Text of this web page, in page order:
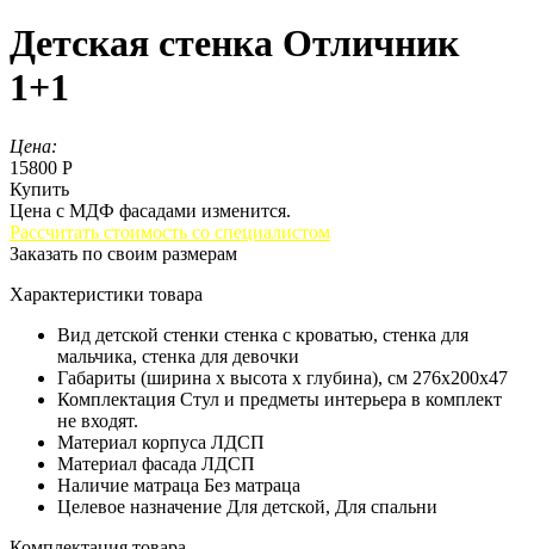
Детская стенка Отличник
1+1
Цена:
15800 Р
Купить
Цена с МДФ фасадами изменится.
Рассчитать стоимость со специалистом
Заказать по своим размерам
Характеристики товара
Вид детской стенки стенка с кроватью, стенка для
мальчика, стенка для девочки
Габариты (ширина х высота х глубина), см 276x200x47
Комплектация Стул и предметы интерьера в комплект
не входят.
Материал корпуса ЛДСП
Материал фасада ЛДСП
Наличие матраца Без матраца
Целевое назначение Для детской, Для спальни